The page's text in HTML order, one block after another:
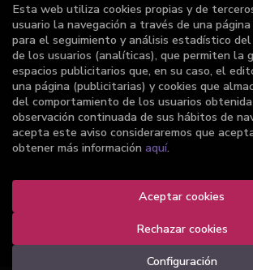
ATENCIÓN AL
Quiénes somos
Pedidos especiales
Formulario de desistimiento
Librería Joker. Todos los
Esta web utiliza cookies propias y de
usuario la navegación a través de una
para el seguimiento y análisis estadístico
de los usuarios (analíticas), que permiten la
espacios publicitarios que, en su caso, el
una página (publicitarias) y cookies que
del comportamiento de los usuarios
observación continuada de sus hábitos de
acepta este aviso consideraremos que
obtener más información aquí.
Configuración
Rechazar cookies
Aceptar cookies